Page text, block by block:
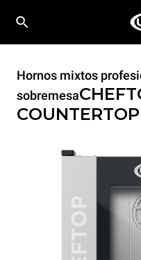
Hornos mixtos
sobremesa
COUNTERTOP